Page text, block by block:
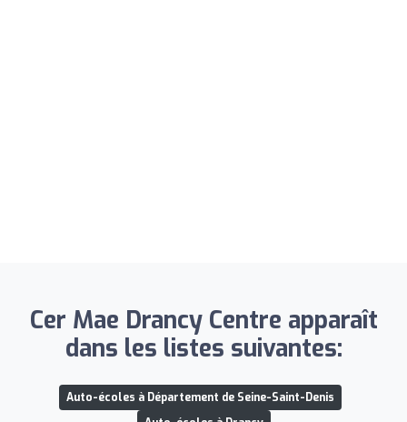
Cer Mae Drancy Centre apparaît
dans les listes suivantes:
Auto-écoles à Département de Seine-Saint-Denis